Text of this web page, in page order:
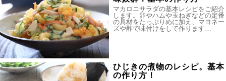
マカロニサラダの基本レシピをご紹介
します。卵やハムや玉ねぎなどの定番
の具材をたっぷりめに加え、マヨネー
ズや酢で味付けをして作ります…
ひじきの煮物のレシピ。基本
の作り方！